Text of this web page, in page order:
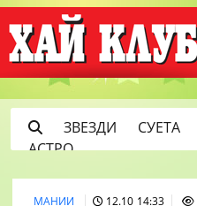
ЗВЕЗДИ СУЕТА
АСТРО
МАНИИ 12.10 14:33